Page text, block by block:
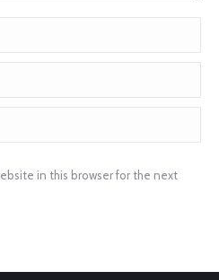
in this browser for the next